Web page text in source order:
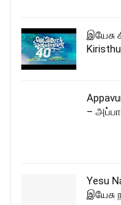
இயேசு
–
Yesu
இயேசு